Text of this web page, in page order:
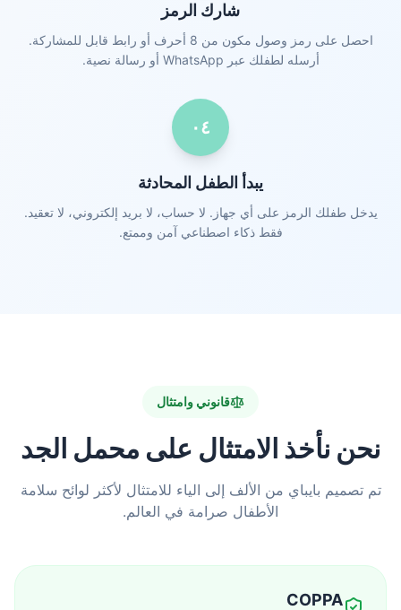
شارك الرمز
احصل على رمز وصول مكون من 8 أحرف أو رابط قابل للمشاركة.
أرسله لطفلك عبر WhatsApp أو رسالة نصية.
٠٤
يبدأ الطفل المحادثة
يدخل طفلك الرمز على أي جهاز. لا حساب، لا بريد إلكتروني، لا تعقيد.
فقط ذكاء اصطناعي آمن وممتع.
قانوني وامتثال
نحن نأخذ الامتثال على محمل الجد
تم تصميم بايباي من الألف إلى الياء للامتثال لأكثر لوائح سلامة
الأطفال صرامة في العالم.
COPPA